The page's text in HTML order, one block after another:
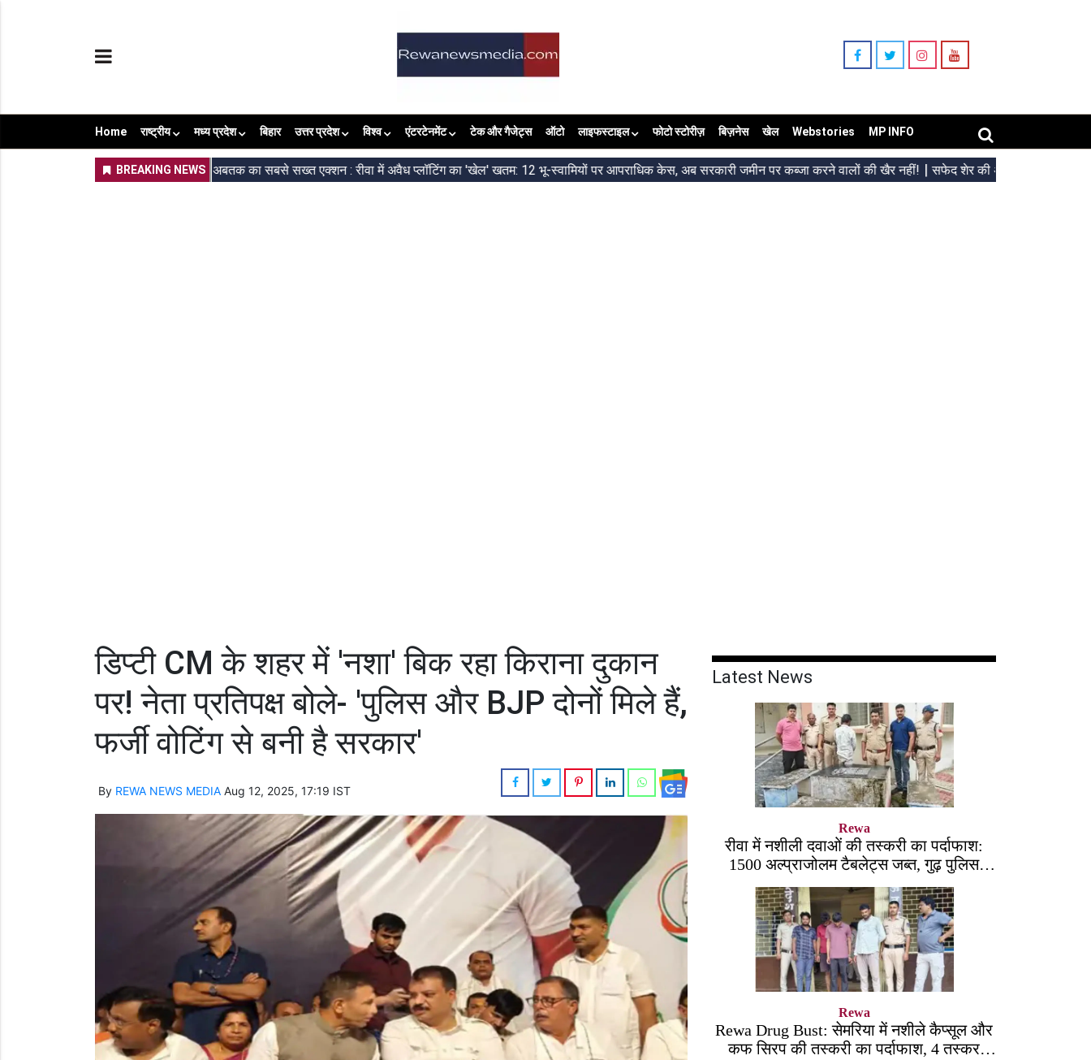
Home राष्ट्रीय मध्य प्रदेश बिहार उत्तर प्रदेश विश्व एंटरटेनमेंट टेक और गैजेट्स ऑटो लाइफस्टाइल फोटो स्टोरीज़ बिज़नेस खेल Webstories MP INFO
डिप्टी CM के शहर में 'नशा' बिक रहा किराना दुकान
पर! नेता प्रतिपक्ष बोले- 'पुलिस और BJP दोनों मिले हैं,
फर्जी वोटिंग से बनी है सरकार'
By REWA NEWS MEDIA Aug 12, 2025, 17:19 IST
Latest News
Rewa
रीवा में नशीली दवाओं की तस्करी का पर्दाफाश:
1500 अल्प्राजोलम टैबलेट्स जब्त, गुढ़ पुलिस
खंगाल रही सप्लाई चेन
Rewa
Rewa Drug Bust: सेमरिया में नशीले कैप्सूल और
कफ सिरप की तस्करी का पर्दाफाश, 4 तस्कर